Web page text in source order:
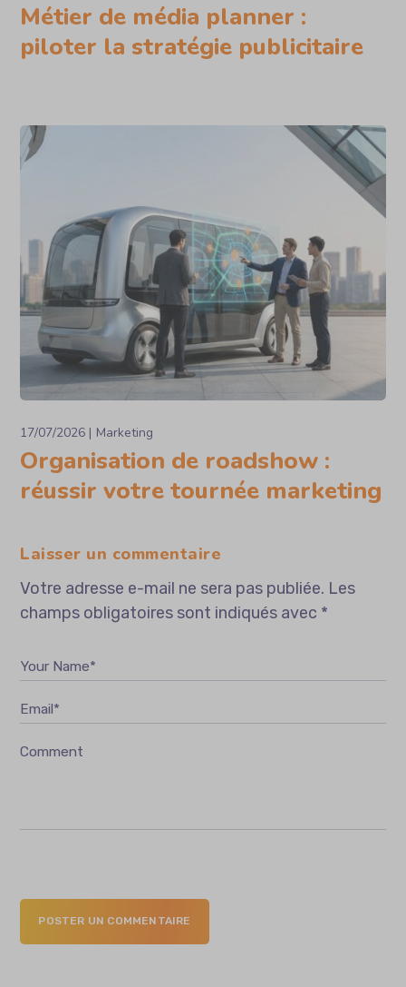
Métier de média planner :
piloter la stratégie publicitaire
17/07/2026 Marketing
Organisation de roadshow :
réussir votre tournée marketing
Laisser un commentaire
Votre adresse e-mail ne sera pas publiée. Les
champs obligatoires sont indiqués avec *
Your Name*
Email*
Comment
POSTER UN COMMENTAIRE